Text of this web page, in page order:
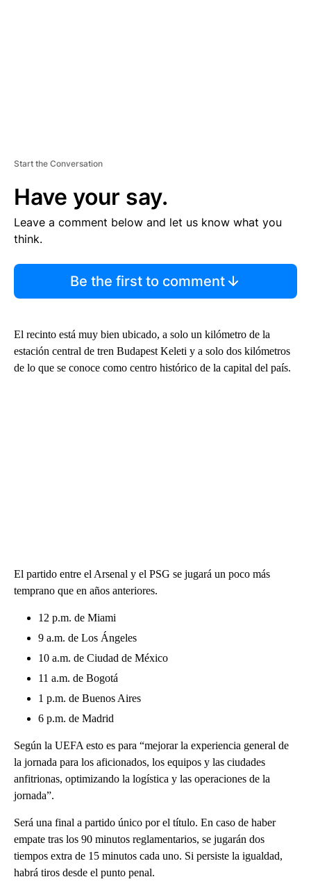
Start the Conversation
Have your say.
Leave a comment below and let us know what you
think.
Be the first to comment
El recinto está muy bien ubicado, a solo un kilómetro de la
estación central de tren Budapest Keleti y a solo dos kilómetros
de lo que se conoce como centro histórico de la capital del país.
El partido entre el Arsenal y el PSG se jugará un poco más
temprano que en años anteriores.
12 p.m. de Miami
9 a.m. de Los Ángeles
10 a.m. de Ciudad de México
11 a.m. de Bogotá
1 p.m. de Buenos Aires
6 p.m. de Madrid
Según la UEFA esto es para “mejorar la experiencia general de
la jornada para los aficionados, los equipos y las ciudades
anfitrionas, optimizando la logística y las operaciones de la
jornada”.
Será una final a partido único por el título. En caso de haber
empate tras los 90 minutos reglamentarios, se jugarán dos
tiempos extra de 15 minutos cada uno. Si persiste la igualdad,
habrá tiros desde el punto penal.